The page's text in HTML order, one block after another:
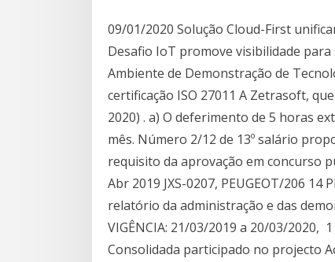
09/01/2020 Solução Cloud-First
Desafio IoT promove visibilidade
Ambiente de Demonstração de
certificação ISO 27011 A Zetrasoft,
2020) . a) O deferimento de 5 horas
mês. Número 2/12 de 13º salário
requisito da aprovação em concurso
Abr 2019 JXS-0207, PEUGEOT/206 14
relatório da administração e das
VIGÊNCIA: 21/03/2019 a 20/03/2020,
Consolidada participado no projecto